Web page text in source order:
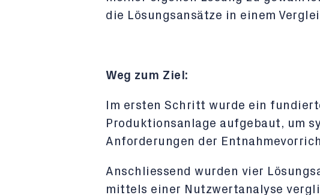
die Lösungsansätze in einem
Weg zum Ziel:
Im ersten Schritt wurde ein
Produktionsanlage aufgebaut, um
Anforderungen der
Anschliessend wurden vier
mittels einer Nutzwertanalyse